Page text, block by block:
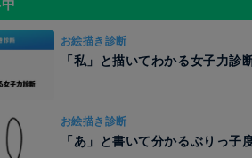
お絵描き診断
「私」と描いてわかる女子力診
お絵描き診断
「あ」と書いて分かるぶりっ子